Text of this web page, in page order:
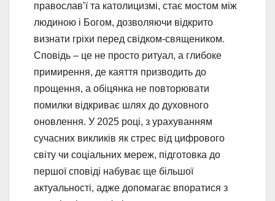
православ’ї та католицизмі, стає мостом між
людиною і Богом, дозволяючи відкрито
визнати гріхи перед свідком-священиком.
Сповідь – це не просто ритуал, а глибоке
примирення, де каяття призводить до
прощення, а обіцянка не повторювати
помилки відкриває шлях до духовного
оновлення. У 2025 році, з урахуванням
сучасних викликів як стрес від цифрового
світу чи соціальних мереж, підготовка до
першої сповіді набуває ще більшої
актуальності, адже допомагає впоратися з